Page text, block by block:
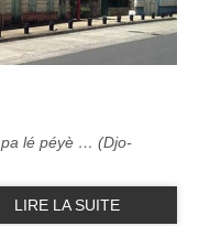
lé péyè … (Djo-
LIRE LA SUITE